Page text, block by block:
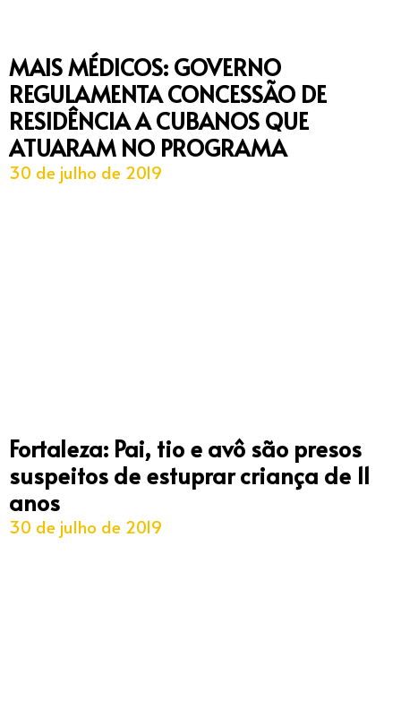
MAIS MÉDICOS: GOVERNO
REGULAMENTA CONCESSÃO DE
RESIDÊNCIA A CUBANOS QUE
ATUARAM NO PROGRAMA
30 de julho de 2019
Fortaleza: Pai, tio e avô são presos
suspeitos de estuprar criança de 11
anos
30 de julho de 2019